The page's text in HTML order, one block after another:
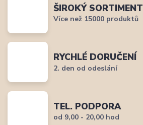
ŠIROKÝ SORTIMENT
Více než 15000 produktů
RYCHLÉ DORUČENÍ
2. den od odeslání
TEL. PODPORA
od 9,00 - 20,00 hod